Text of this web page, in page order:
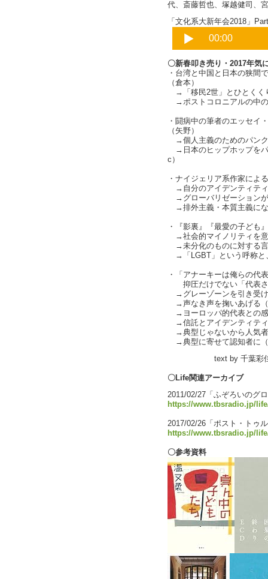
代、斎藤哲也、塚越健司、
「文化系大新年会2018」
〇新春叩き売り・2017年気
・台湾と中国と日本の狭間
（倉本）
→「移民2世」とひとくく
→ポストコロニアルの中
・闘病中の筆者のエッセ
（矢野）
→個人主義のためのパンク
→日本のヒップホップをパ
c）
・ナイジェリア系作家によ
→自分のアイデンティティ
→グローバリゼーション
→排外主義・本質主義に
・『影裏』『最愛の子ども
→社会的マイノリティを意
→未分化のものに対する
→「LGBT」という呼称と
・「アナーキーは俺らの代
抑圧だけでない「代表さ
→グレーゾーンを引き受
→声なき声を掬いあげる
→ヨーロッパ的代表との
→信託とアイデンティテ
→典型じゃないから人気
→典型に寄せて認知者に
text by 千葉彩
〇Life関連アーカイブ
2011/02/27「ふぞろいのグ
https://www.tbsradio.jp/
2017/02/26「ポスト・トゥ
https://www.tbsradio.jp/
〇参考資料